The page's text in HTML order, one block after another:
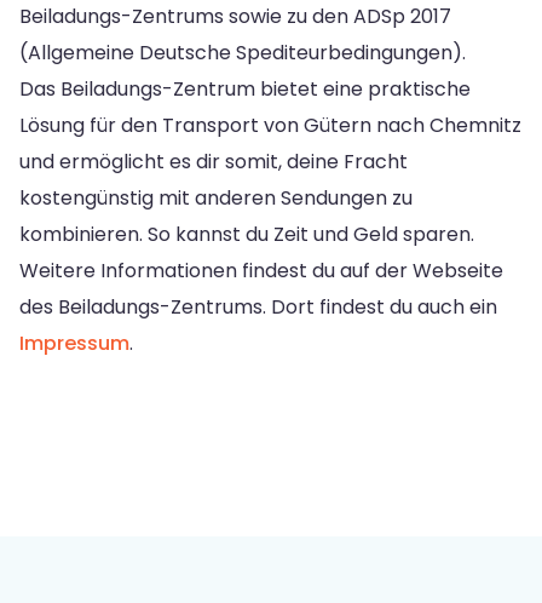
Beiladungs-Zentrums sowie zu den ADSp 2017
(Allgemeine Deutsche Spediteurbedingungen).
Das Beiladungs-Zentrum bietet eine praktische
Lösung für den Transport von Gütern nach Chemnitz
und ermöglicht es dir somit, deine Fracht
kostengünstig mit anderen Sendungen zu
kombinieren. So kannst du Zeit und Geld sparen.
Weitere Informationen findest du auf der Webseite
des Beiladungs-Zentrums. Dort findest du auch ein
Impressum.